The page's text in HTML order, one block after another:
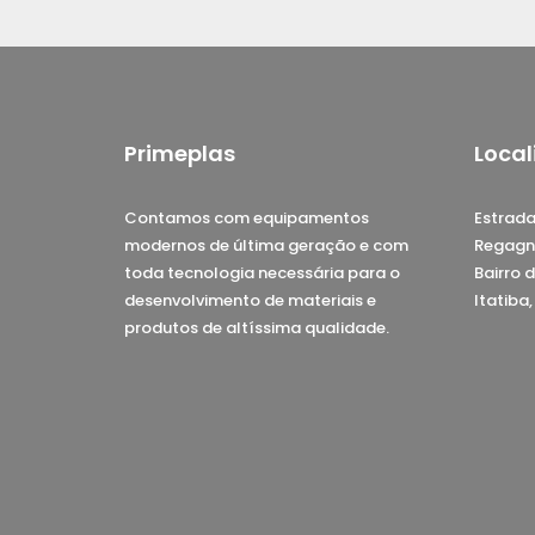
Primeplas
Contamos com equipamentos
modernos de última geração e com
toda tecnologia necessária para o
desenvolvimento de materiais e
produtos de altíssima qualidade.
Bairro
Itatiba,